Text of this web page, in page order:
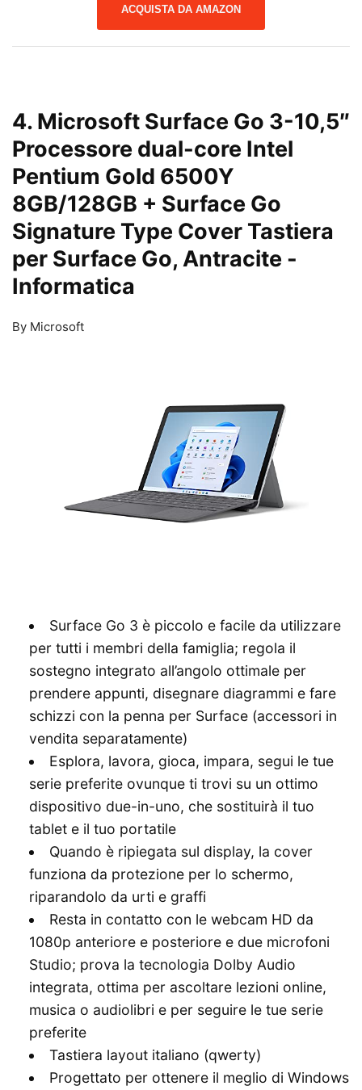
ACQUISTA DA AMAZON
4. Microsoft Surface Go 3-10,5″
Processore dual-core Intel
Pentium Gold 6500Y
8GB/128GB + Surface Go
Signature Type Cover Tastiera
per Surface Go, Antracite -
Informatica
By Microsoft
Surface Go 3 è piccolo e facile da utilizzare
per tutti i membri della famiglia; regola il
sostegno integrato all’angolo ottimale per
prendere appunti, disegnare diagrammi e fare
schizzi con la penna per Surface (accessori in
vendita separatamente)
Esplora, lavora, gioca, impara, segui le tue
serie preferite ovunque ti trovi su un ottimo
dispositivo due-in-uno, che sostituirà il tuo
tablet e il tuo portatile
Quando è ripiegata sul display, la cover
funziona da protezione per lo schermo,
riparandolo da urti e graffi
Resta in contatto con le webcam HD da
1080p anteriore e posteriore e due microfoni
Studio; prova la tecnologia Dolby Audio
integrata, ottima per ascoltare lezioni online,
musica o audiolibri e per seguire le tue serie
preferite
Tastiera layout italiano (qwerty)
Progettato per ottenere il meglio di Windows